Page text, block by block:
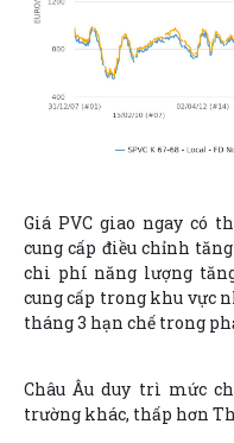
Giá PVC giao ngay có
cung cấp điều chỉnh
chi phí năng lượng
cung cấp trong khu vực
tháng 3 hạn chế trong
Châu Âu duy trì mức
trường khác, thấp hơn